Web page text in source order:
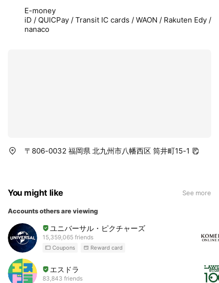
E-money
iD / QUICPay / Transit IC cards / WAON / Rakuten Edy /
nanaco
〒806-0032 福岡県 北九州市八幡西区 筒井町15-1
You might like See more
Accounts others are viewing
ユニバーサル・ピクチャーズ
15,359,065 friends
Coupons Reward card
エスドラ
83,843 friends